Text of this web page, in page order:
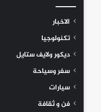
الاخبار
تكنولوجيا
ديكور ولايف ستايل
سفر وسياحة
سيارات
فن و ثقافة